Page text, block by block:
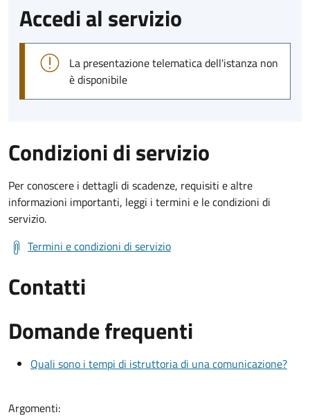
Accedi al servizio
La presentazione telematica dell'istanza non
è disponibile
Condizioni di servizio
Per conoscere i dettagli di scadenze, requisiti e altre
informazioni importanti, leggi i termini e le condizioni di
servizio.
Termini e condizioni di servizio
Contatti
Domande frequenti
Quali sono i tempi di istruttoria di una comunicazione?
Argomenti: